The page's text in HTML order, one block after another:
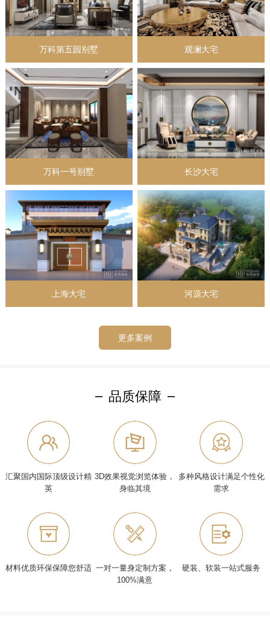
万科第五园别墅 观澜大宅
万科一号别墅 长沙大宅
上海大宅 河源大宅
更多案例
品质保障
汇聚国内国际顶级设计精
英
3D效果视觉浏览体验，
身临其境
多种风格设计满足个性化
需求
材料优质环保保障您舒适 一对一量身定制方案，
100%满意
硬装、软装一站式服务